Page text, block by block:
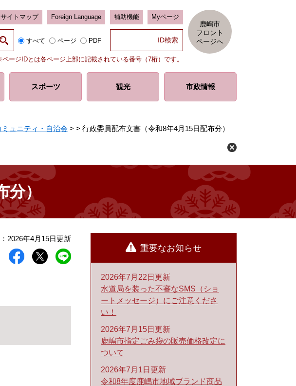
サイトマップ Foreign Language 補助機能 Myページ
すべて ページ PDF
ージIDとは各ページ上部に記載されている番号（7桁）です。
鹿嶋市
フロント
ページへ
スポーツ 観光 市政情報
ミュニティ・自治会 > > 行政委員配布文書（令和8年4月15日配布分）
）
2026年4月15日更新
重要なお知らせ
2026年7月22日更新
水道局を装った不審なSMS（ショ
ートメッセージ）にご注意くださ
い！
2026年7月15日更新
鹿嶋市指定ごみ袋の販売価格改定に
ついて
2026年7月1日更新
令和8年度鹿嶋市地域ブランド商品